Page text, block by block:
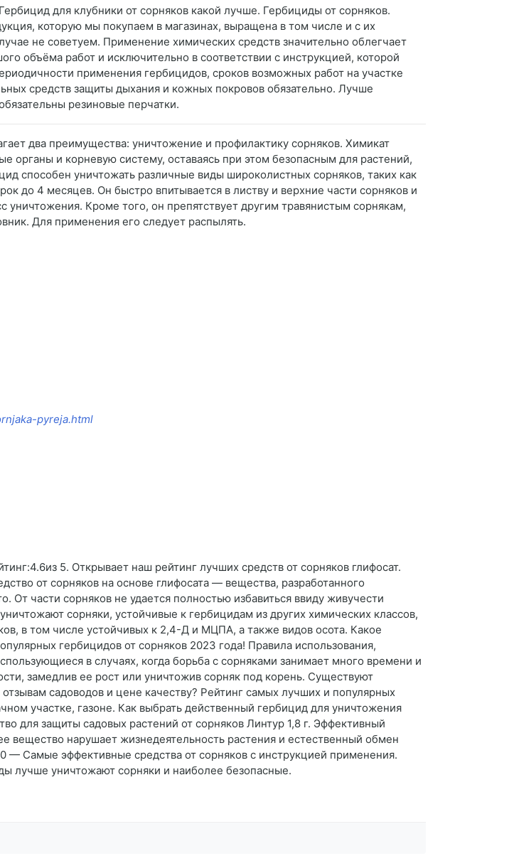
для клубники от сорняков какой лучше. Гербициды от сорняков.
которую мы покупаем в магазинах, выращена в том числе и с их
не советуем. Применение химических средств значительно облегчает
объёма работ и исключительно в соответствии с инструкцией, которой
применения гербицидов, сроков возможных работ на участке
средств защиты дыхания и кожных покровов обязательно. Лучше
резиновые перчатки.
два преимущества: уничтожение и профилактику сорняков. Химикат
органы и корневую систему, оставаясь при этом безопасным для растений,
способен уничтожать различные виды широколистных сорняков, таких как
до 4 месяцев. Он быстро впитывается в листву и верхние части сорняков и
уничтожения. Кроме того, он препятствует другим травянистым сорнякам,
Для применения его следует распылять.
pyreja.html
5. Открывает наш рейтинг лучших средств от сорняков глифосат.
от сорняков на основе глифосата — вещества, разработанного
части сорняков не удается полностью избавиться ввиду живучести
сорняки, устойчивые к гербицидам из других химических классов,
в том числе устойчивых к 2,4-Д и МЦПА, а также видов осота. Какое
гербицидов от сорняков 2023 года! Правила использования,
в случаях, когда борьба с сорняками занимает много времени и
замедлив ее рост или уничтожив сорняк под корень. Существуют
садоводов и цене качеству? Рейтинг самых лучших и популярных
участке, газоне. Как выбрать действенный гербицид для уничтожения
для защиты садовых растений от сорняков Линтур 1,8 г. Эффективный
вещество нарушает жизнедеятельность растения и естественный обмен
Самые эффективные средства от сорняков с инструкцией применения.
лучше уничтожают сорняки и наиболее безопасные.